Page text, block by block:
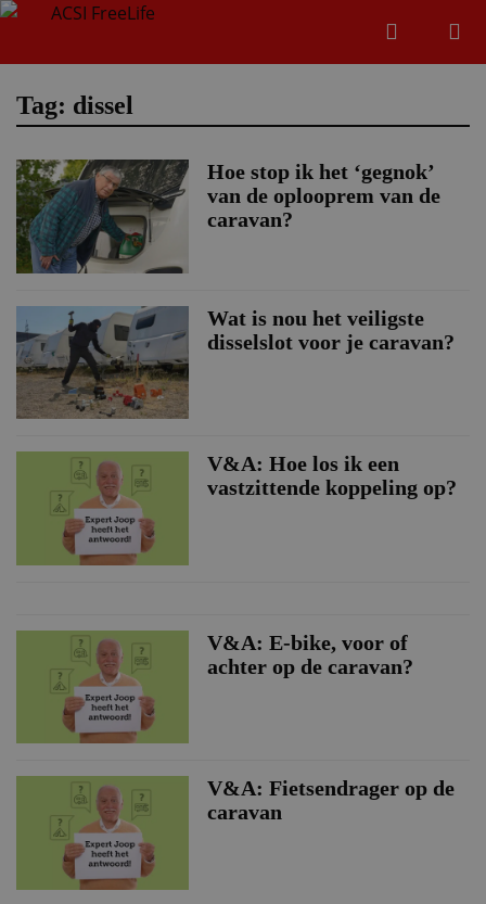
Zoeken
Tag: dissel
Hoe stop ik het ‘gegnok’
van de oplooprem van de
caravan?
Wat is nou het veiligste
disselslot voor je caravan?
V&A: Hoe los ik een
vastzittende koppeling op?
V&A: E-bike, voor of
achter op de caravan?
V&A: Fietsendrager op de
caravan